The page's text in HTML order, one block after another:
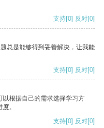
支持[0] 反对[0]
总是能够得到妥善解决，让我能
支持[0] 反对[0]
根据自己的需求选择学习方
。
支持[0] 反对[0]